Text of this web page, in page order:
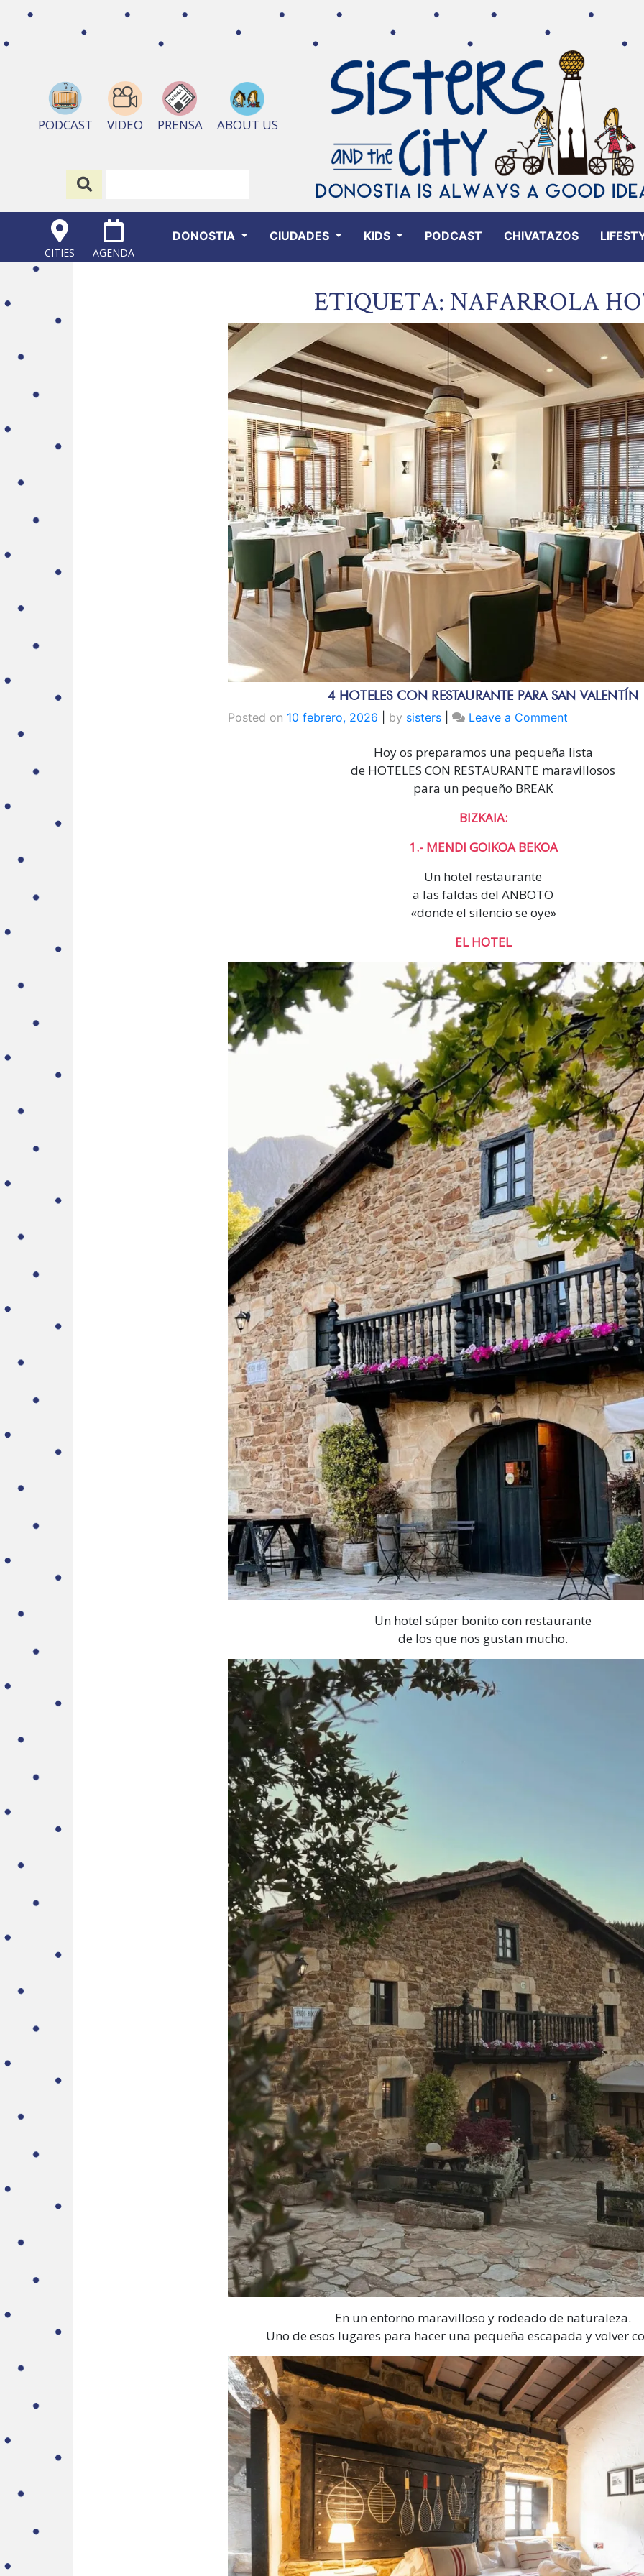
PODCAST VIDEO PRENSA ABOUT US
CITIES AGENDA
DONOSTIA CIUDADES KIDS PODCAST CHIVATAZOS
ETIQUETA: NAFARROLA
4 HOTELES CON RESTAURANTE PARA SAN VALENTÍN
Posted on 10 febrero, 2026 by sisters Leave a Comment
HOTELES
CON
Hoy os preparamos una pequeña lista
de HOTELES CON RESTAURANTE maravillosos
para un pequeño BREAK
BIZKAIA:
1.- MENDI GOIKOA BEKOA
Un hotel restaurante
a las faldas del ANBOTO
«donde el silencio se oye»
EL HOTEL
Un hotel súper bonito con restaurante
de los que nos gustan mucho.
En un entorno maravilloso y rodeado de naturaleza.
Uno de esos lugares para hacer una pequeña escapada y volver